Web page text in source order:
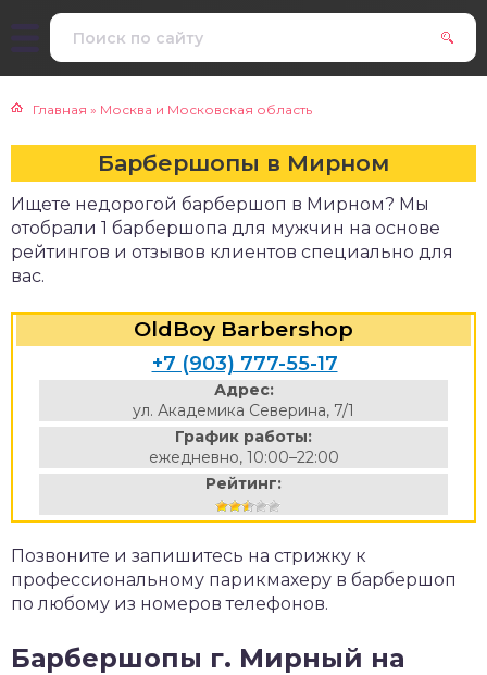
Главная » Москва и Московская область
Барбершопы в Мирном
Ищете недорогой барбершоп в Мирном? Мы
отобрали 1 барбершопа для мужчин на основе
рейтингов и отзывов клиентов специально для
вас.
OldBoy Barbershop
+7 (903) 777-55-17
Адрес:
ул. Академика Северина, 7/1
График работы:
ежедневно, 10:00–22:00
Рейтинг:
Позвоните и запишитесь на стрижку к
профессиональному парикмахеру в барбершоп
по любому из номеров телефонов.
Барбершопы г. Мирный на